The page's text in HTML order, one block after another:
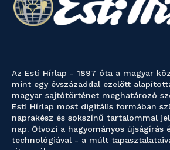
Az Esti Hírlap - 1897 óta a magyar
mint egy évszázaddal ezelőtt
magyar sajtótörténet meghatározó
Esti Hírlap most digitális formában
naprakész és sokszínű tartalommal
nap. Ötvözi a hagyományos újságírás
technológiával - a múlt